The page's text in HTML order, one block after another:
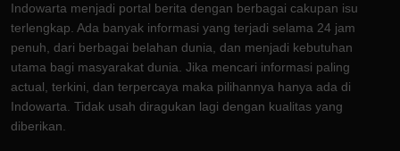
Indowarta menjadi portal berita dengan berbagai cakupan isu
terlengkap. Ada banyak informasi yang terjadi selama 24 jam
penuh, dari berbagai belahan dunia, dan menjadi kebutuhan
utama bagi masyarakat dunia. Jika mencari informasi paling
actual, terkini, dan terpercaya maka pilihannya hanya ada di
Indowarta. Tidak usah diragukan lagi dengan kualitas yang
diberikan.